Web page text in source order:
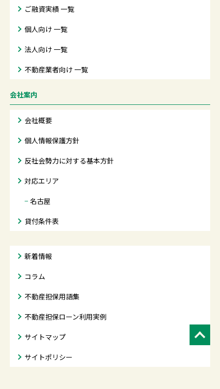
ご融資実績 一覧
個人向け 一覧
法人向け 一覧
不動産業者向け 一覧
会社案内
会社概要
個人情報保護方針
反社会勢力に対する基本方針
対応エリア
− 名古屋
貸付条件表
新着情報
コラム
不動産担保用語集
不動産担保ローン利用実例
サイトマップ
サイトポリシー